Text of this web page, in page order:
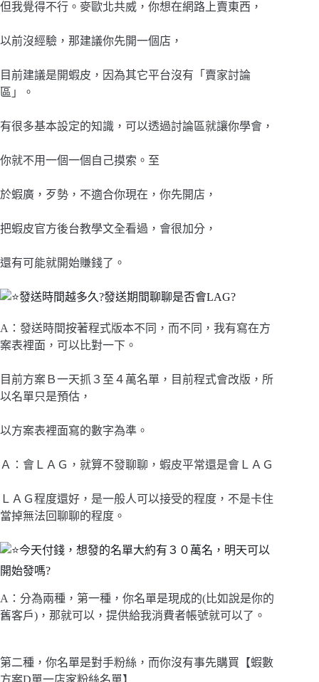
但我覺得不行。麥歐北共威，你想在網路上賣東西，
以前沒經驗，那建議你先開一個店，
目前建議是開蝦皮，因為其它平台沒有「賣家討論
區」。
有很多基本設定的知識，可以透過討論區就讓你學會，
你就不用一個一個自己摸索。至
於蝦廣，歹勢，不適合你現在，你先開店，
把蝦皮官方後台教學文全看過，會很加分，
還有可能就開始賺錢了。
發送時間越多久?發送期間聊聊是否會LAG?
A：發送時間按著程式版本不同，而不同，我有寫在方
案表裡面，可以比對一下。
目前方案Ｂ一天抓３至４萬名單，目前程式會改版，所
以名單只是預估，
以方案表裡面寫的數字為準。
Ａ：會ＬＡＧ，就算不發聊聊，蝦皮平常還是會ＬＡＧ
ＬＡＧ程度還好，是一般人可以接受的程度，不是卡住
當掉無法回聊聊的程度。
今天付錢，想發的名單大約有３０萬名，明天可以
開始發嗎?
A：分為兩種，第一種，你名單是現成的(比如說是你的
舊客戶)，那就可以，提供給我消費者帳號就可以了。
第二種，你名單是對手粉絲，而你沒有事先購買【蝦數
方案D單一店家粉絲名單】